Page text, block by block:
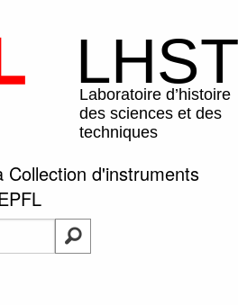
Collection d'instruments